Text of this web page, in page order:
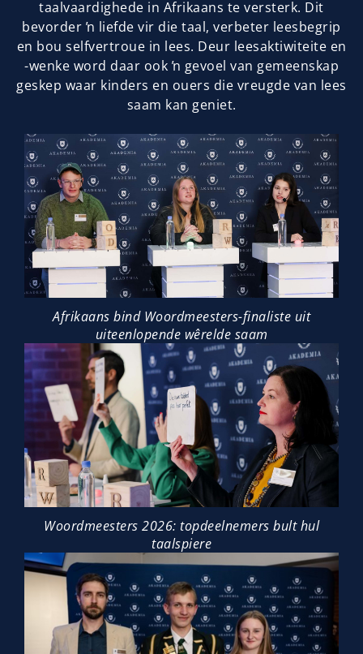
taalvaardighede in Afrikaans te versterk. Dit
bevorder ŉ liefde vir die taal, verbeter leesbegrip
en bou selfvertroue in lees. Deur leesaktiwiteite en
-wenke word daar ook ŉ gevoel van gemeenskap
geskep waar kinders en ouers die vreugde van lees
saam kan geniet.
Afrikaans bind Woordmeesters-finaliste uit
uiteenlopende wêrelde saam
Woordmeesters 2026: topdeelnemers bult hul
taalspiere